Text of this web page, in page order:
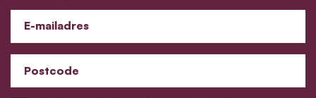
E-mailadres
Postcode